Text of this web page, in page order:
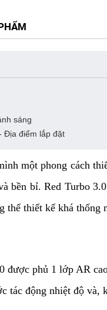
sáng
Địa điểm lắp đặt
một phong cách
bền bỉ. Red Turbo
thể thiết kế khá
được phủ 1 lớp AR
tác động nhiệt độ và,